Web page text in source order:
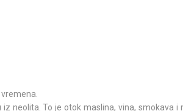
neolita. To je otok maslina, vina, smokava